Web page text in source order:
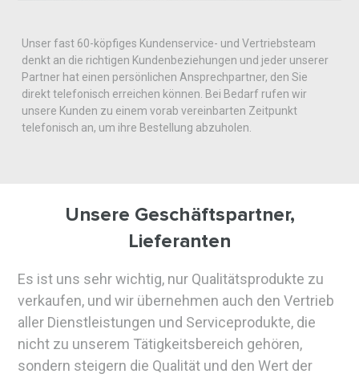
Unser fast 60-köpfiges Kundenservice- und Vertriebsteam
denkt an die richtigen Kundenbeziehungen und jeder unserer
Partner hat einen persönlichen Ansprechpartner, den Sie
direkt telefonisch erreichen können. Bei Bedarf rufen wir
unsere Kunden zu einem vorab vereinbarten Zeitpunkt
telefonisch an, um ihre Bestellung abzuholen.
Unsere Geschäftspartner,
Lieferanten
Es ist uns sehr wichtig, nur Qualitätsprodukte zu
verkaufen, und wir übernehmen auch den Vertrieb
aller Dienstleistungen und Serviceprodukte, die
nicht zu unserem Tätigkeitsbereich gehören,
sondern steigern die Qualität und den Wert der